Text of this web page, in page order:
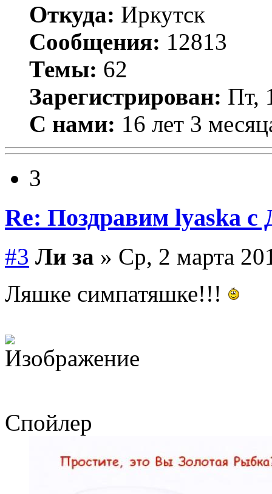
Откуда: Иркутск
Сообщения: 12813
Темы: 62
Зарегистрирован: Пт,
С нами: 16 лет 3
3
Re: Поздравим lyaska с
#3 Ли за » Ср, 2 марта
Ляшке симпатяшке!!!
Спойлер